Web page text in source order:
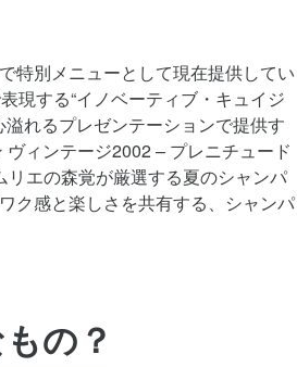
特別メニューとして現在提供してい
現する“イノベーティブ・キュイジ
れるプレゼンテーションで提供す
ィンテージ2002 – プレニチュード
エの森覚が厳選する夏のシャンパ
ク感と楽しさを共有する、シャンパ
の？